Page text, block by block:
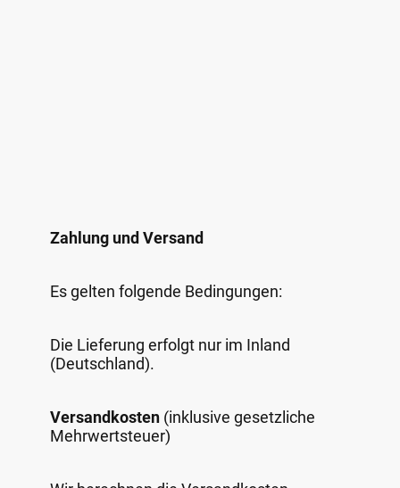
Zahlung und Versand
Es gelten folgende Bedingungen:
Die Lieferung erfolgt nur im Inland
(Deutschland).
Versandkosten (inklusive gesetzliche
Mehrwertsteuer)